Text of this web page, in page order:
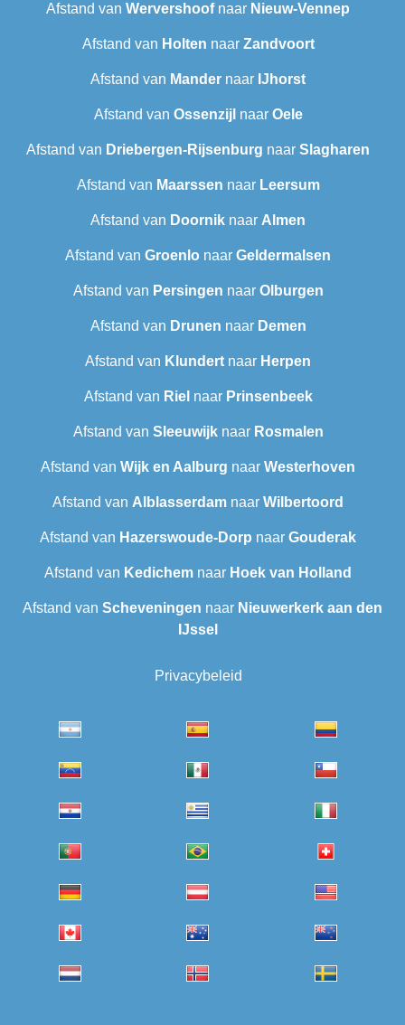
Afstand van Wervershoofnaar Nieuw-Vennep
Afstand van Holten naar Zandvoort
Afstand van Mander naar IJhorst
Afstand van Ossenzijl naar Oele
Afstand van Driebergen-Rijsenburg naar Slagharen
Afstand van Maarssen naar Leersum
Afstand van Doornik naar Almen
Afstand van Groenlo naar Geldermalsen
Afstand van Persingen naar Olburgen
Afstand van Drunen naar Demen
Afstand van Klundert naar Herpen
Afstand van Riel naar Prinsenbeek
Afstand van Sleeuwijknaar Rosmalen
Afstand van Wijk en Aalburg naar Westerhoven
Afstand van Alblasserdam naar Wilbertoord
Afstand van Hazerswoude-Dorp naar Gouderak
Afstand van Kedichem naar Hoek van Holland
Afstand van Scheveningen‎ naar Nieuwerkerk aan den
IJssel
Privacybeleid